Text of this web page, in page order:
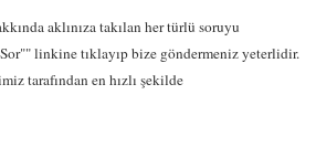
aklınıza takılan her türlü soruyu
linkine tıklayıp bize göndermeniz yeterlidir.
tarafından en hızlı şekilde